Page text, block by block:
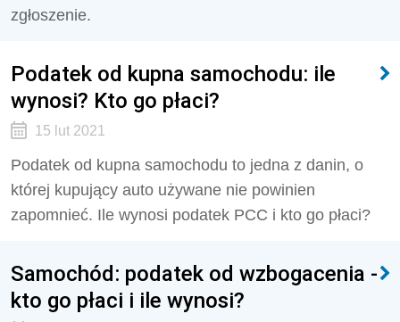
zgłoszenie.
Podatek od kupna samochodu: ile
wynosi? Kto go płaci?
15 lut 2021
Podatek od kupna samochodu to jedna z danin, o
której kupujący auto używane nie powinien
zapomnieć. Ile wynosi podatek PCC i kto go płaci?
Samochód: podatek od wzbogacenia -
kto go płaci i ile wynosi?